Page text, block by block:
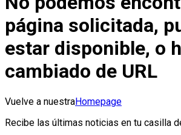
página solicitada,
estar disponible, o
cambiado de URL
Vuelve a nuestraHomepage
Recibe las últimas noticias en tu casilla